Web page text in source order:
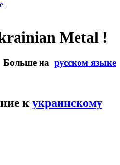
Metal !
Больше на русском языке
к украинскому